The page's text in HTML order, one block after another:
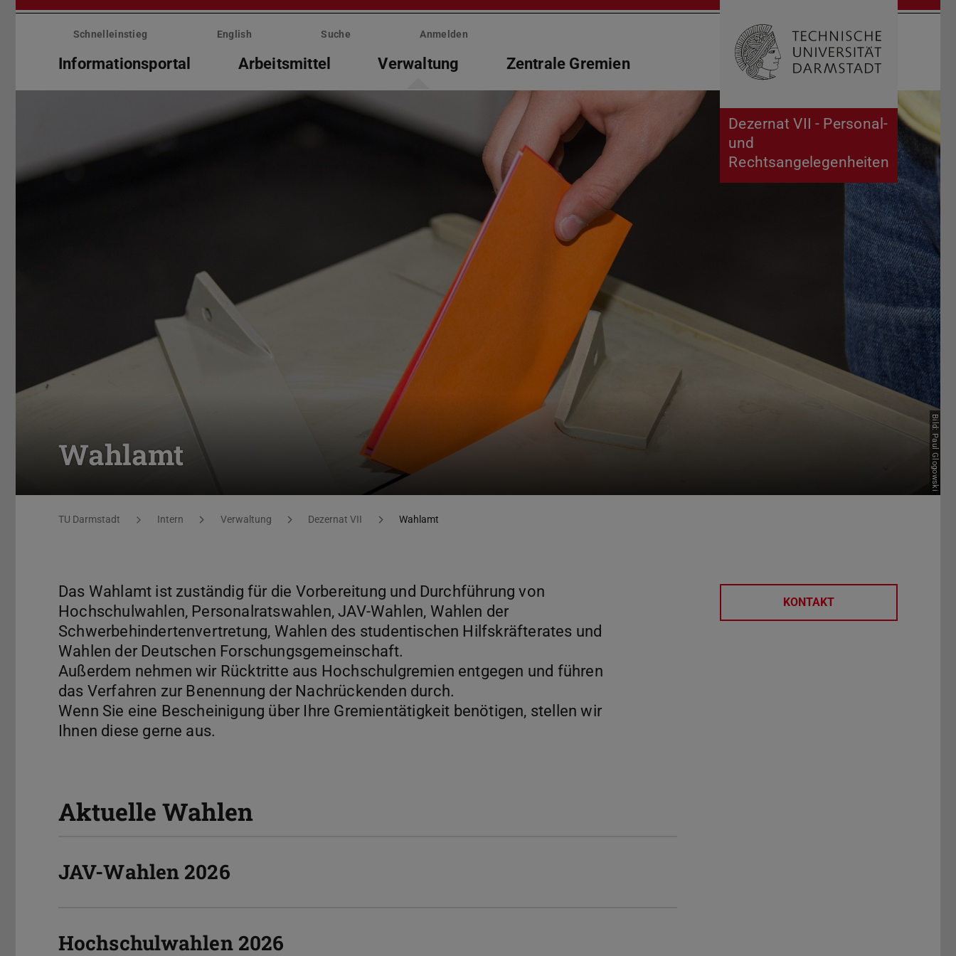
Menü
überspringen
Dezernat VII - Personal-
und
Rechtsangelegenheiten
Schnelleinstieg English Suche Anmelden
Informationsportal Arbeitsmittel Verwaltung Zentrale Gremien Suche öffnen
Wahlamt Bild: Paul Glogowski
Sie befinden sich hier:
TU Darmstadt Intern Verwaltung Dezernat VII Wahlamt
Das Wahlamt ist zuständig für die Vorbereitung und Durchführung von
Hochschulwahlen, Personalratswahlen, JAV-Wahlen, Wahlen der
Schwerbehindertenvertretung, Wahlen des studentischen Hilfskräfterates und
Wahlen der Deutschen Forschungsgemeinschaft.
Außerdem nehmen wir Rücktritte aus Hochschulgremien entgegen und führen
das Verfahren zur Benennung der Nachrückenden durch.
Wenn Sie eine Bescheinigung über Ihre Gremientätigkeit benötigen, stellen wir
Ihnen diese gerne aus.
Aktuelle Wahlen
JAV-Wahlen 2026
Hochschulwahlen 2026
KONTAKT